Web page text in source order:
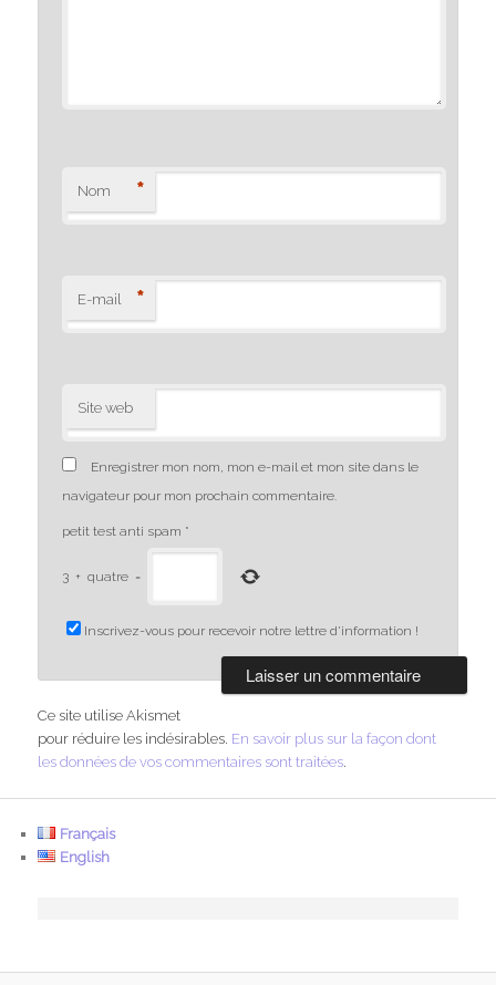
Nom *
E-mail *
Site web
Enregistrer mon nom, mon e-mail et mon site dans le
navigateur pour mon prochain commentaire.
petit test anti spam *
3 + quatre =
Inscrivez-vous pour recevoir notre lettre d'information !
Ce site utilise Akismet
pour réduire les indésirables. En savoir plus sur la façon dont
les données de vos commentaires sont traitées.
Français
English